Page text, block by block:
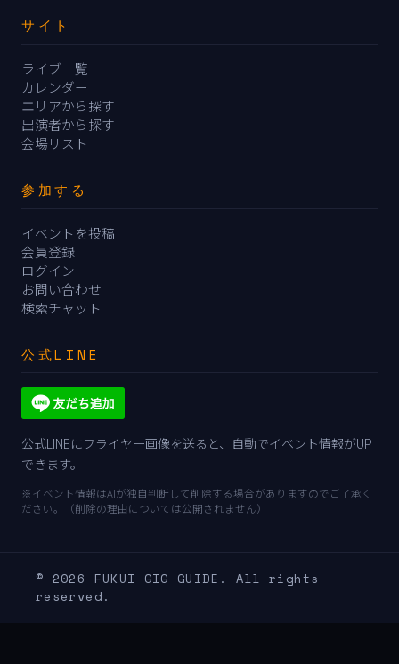
サイト
ライブ一覧
カレンダー
エリアから探す
出演者から探す
会場リスト
参加する
イベントを投稿
会員登録
ログイン
お問い合わせ
検索チャット
公式LINE
公式LINEにフライヤー画像を送ると、自動でイベント情報がUP
できます。
※イベント情報はAIが独自判断して削除する場合がありますのでご了承く
ださい。（削除の理由については公開されません）
© 2026 FUKUI GIG GUIDE. All rights
reserved.